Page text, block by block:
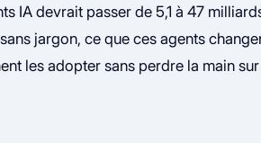
IA devrait passer de 5,1 à 47
jargon, ce que ces agents
les adopter sans perdre la main